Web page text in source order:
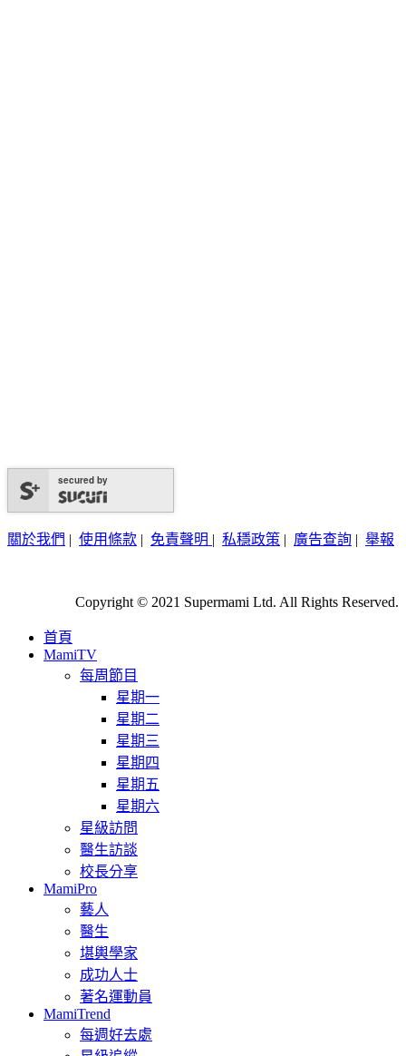
secured by
關於我們 | 使用條款 | 免責聲明 | 私穩政策 | 廣告查詢 | 舉報
Copyright © 2021 Supermami Ltd. All Rights Reserved.
首頁
MamiTV
每周節目
星期一
星期二
星期三
星期四
星期五
星期六
星級訪問
醫生訪談
校長分享
MamiPro
藝人
醫生
堪輿學家
成功人士
著名運動員
MamiTrend
每週好去處